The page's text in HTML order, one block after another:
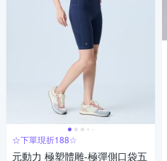
☆下單現折188☆
元動力 極塑體雕-極彈側口袋五